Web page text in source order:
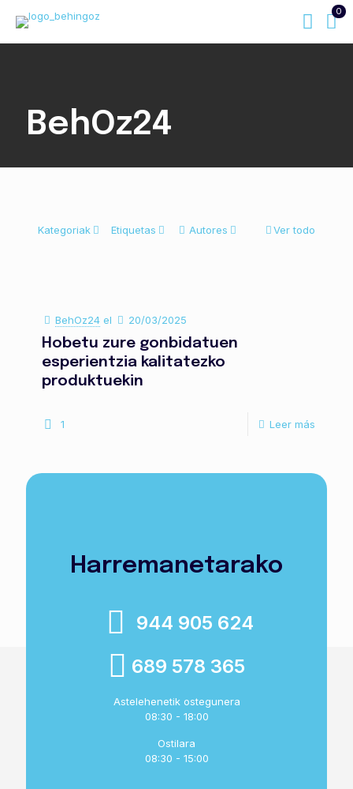
0
BehOz24
Kategoriak Etiquetas Autores Ver todo
BehOz24 el 20/03/2025
Hobetu zure gonbidatuen
esperientzia kalitatezko
produktuekin
1 Leer más
Harremanetarako
944 905 624
689 578 365
Astelehenetik ostegunera
08:30 - 18:00
Ostilara
08:30 - 15:00